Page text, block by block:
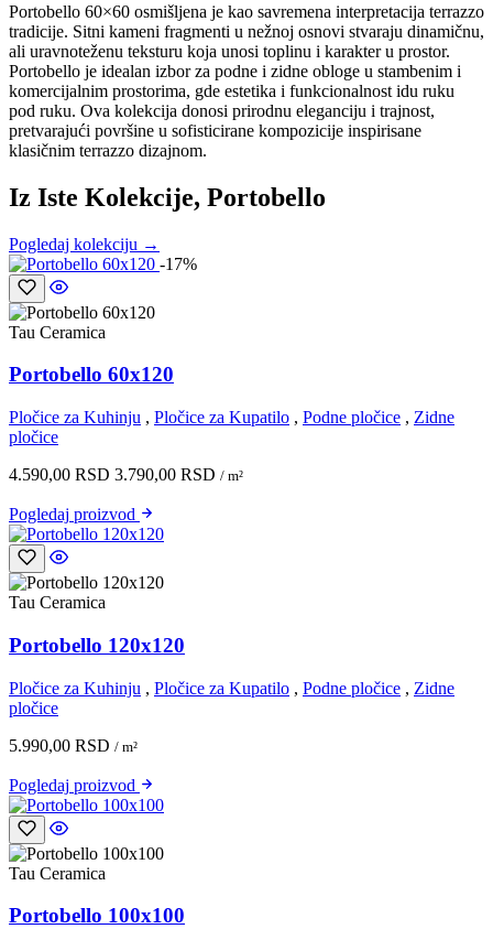
Portobello 60×60 osmišljena je kao savremena interpretacija terrazzo
tradicije. Sitni kameni fragmenti u nežnoj osnovi stvaraju dinamičnu,
ali uravnoteženu teksturu koja unosi toplinu i karakter u prostor.
Portobello je idealan izbor za podne i zidne obloge u stambenim i
komercijalnim prostorima, gde estetika i funkcionalnost idu ruku
pod ruku. Ova kolekcija donosi prirodnu eleganciju i trajnost,
pretvarajući površine u sofisticirane kompozicije inspirisane
klasičnim terrazzo dizajnom.
Iz Iste Kolekcije, Portobello
Pogledaj kolekciju →
-17%
Tau Ceramica
Portobello 60x120
Pločice za Kuhinju , Pločice za Kupatilo , Podne pločice , Zidne
pločice
4.590,00 RSD 3.790,00 RSD / m²
Pogledaj proizvod
Tau Ceramica
Portobello 120x120
Pločice za Kuhinju , Pločice za Kupatilo , Podne pločice , Zidne
pločice
5.990,00 RSD / m²
Pogledaj proizvod
Tau Ceramica
Portobello 100x100